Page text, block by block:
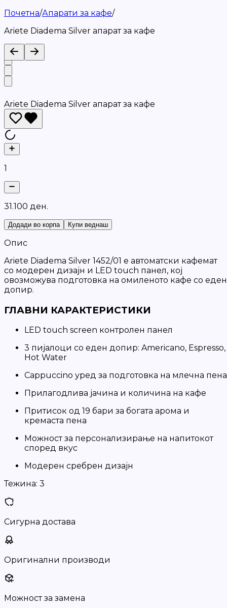
Почетна/Апарати за кафе/
Ariete Diadema Silver апарат за кафе
Ariete Diadema Silver апарат за кафе
1
31.100 ден.
Додади во корпа Купи веднаш
Опис
Ariete Diadema Silver 1452/01 е автоматски кафемат
со модерен дизајн и LED touch панел, кој
овозможува подготовка на омиленото кафе со еден
допир.
ГЛАВНИ КАРАКТЕРИСТИКИ
LED touch screen контролен панел
3 пијалоци со еден допир: Americano, Espresso,
Hot Water
Cappuccino уред за подготовка на млечна пена
Прилагодлива јачина и количина на кафе
Притисок од 19 бари за богата арома и
кремаста пена
Можност за персонализирање на напитокот
според вкус
Модерен сребрен дизајн
Тежина: 3
Сигурна достава
Оригинални производи
Можност за замена